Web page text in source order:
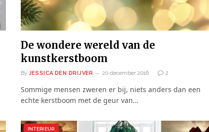
De wondere wereld van de
kunstkerstboom
By JESSICA DEN DRIJVER 20 december 2016 2
Sommige mensen zweren er bij, niets anders dan een
echte kerstboom met de geur van…
INTERIEUR